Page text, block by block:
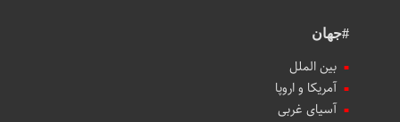
#جهان
بین الملل
آمریکا و اروپا
آسیای غربی